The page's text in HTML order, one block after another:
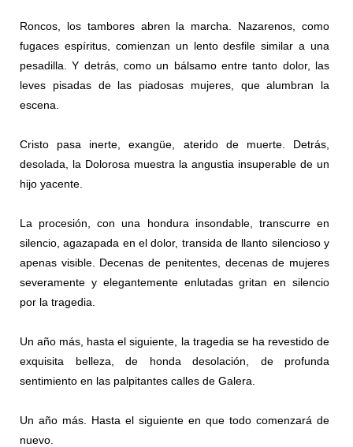
Roncos, los tambores abren la marcha. Nazarenos, como
fugaces espíritus, comienzan un lento desfile similar a una
pesadilla. Y detrás, como un bálsamo entre tanto dolor, las
leves pisadas de las piadosas mujeres, que alumbran la
escena.
Cristo pasa inerte, exangüe, aterido de muerte. Detrás,
desolada, la Dolorosa muestra la angustia insuperable de un
hijo yacente.
La procesión, con una hondura insondable, transcurre en
silencio, agazapada en el dolor, transida de llanto silencioso y
apenas visible. Decenas de penitentes, decenas de mujeres
severamente y elegantemente enlutadas gritan en silencio
por la tragedia.
Un año más, hasta el siguiente, la tragedia se ha revestido de
exquisita belleza, de honda desolación, de profunda
sentimiento en las palpitantes calles de Galera.
Un año más. Hasta el siguiente en que todo comenzará de
nuevo.